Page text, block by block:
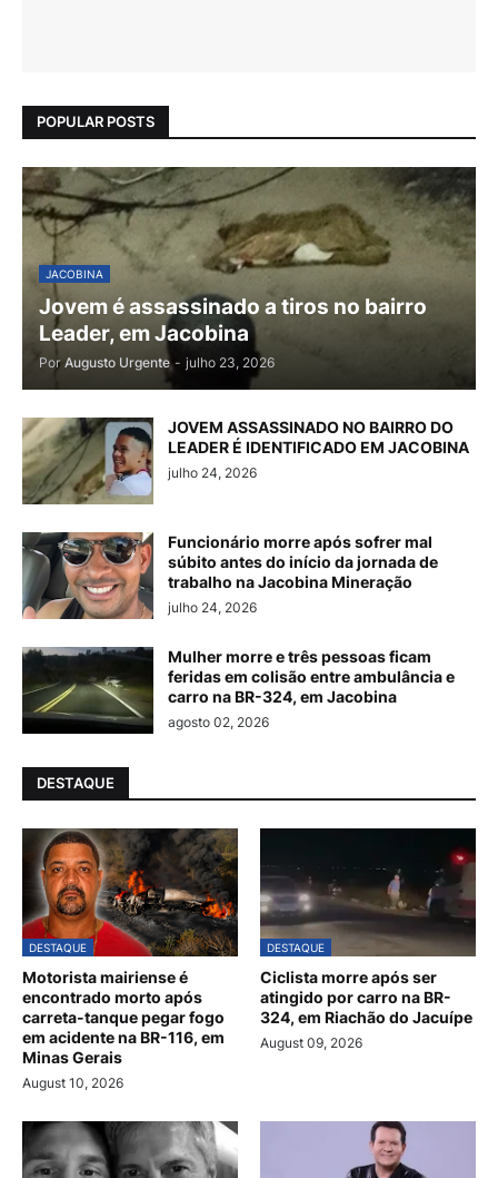
POPULAR POSTS
JACOBINA
Jovem é assassinado a tiros no bairro
Leader, em Jacobina
Por Augusto Urgente - julho 23, 2026
JOVEM ASSASSINADO NO BAIRRO DO
LEADER É IDENTIFICADO EM JACOBINA
julho 24, 2026
Funcionário morre após sofrer mal
súbito antes do início da jornada de
trabalho na Jacobina Mineração
julho 24, 2026
Mulher morre e três pessoas ficam
feridas em colisão entre ambulância e
carro na BR-324, em Jacobina
agosto 02, 2026
DESTAQUE
DESTAQUE
Motorista mairiense é
encontrado morto após
carreta-tanque pegar fogo
em acidente na BR-116, em
Minas Gerais
August 10, 2026
DESTAQUE
Ciclista morre após ser
atingido por carro na BR-
324, em Riachão do Jacuípe
August 09, 2026